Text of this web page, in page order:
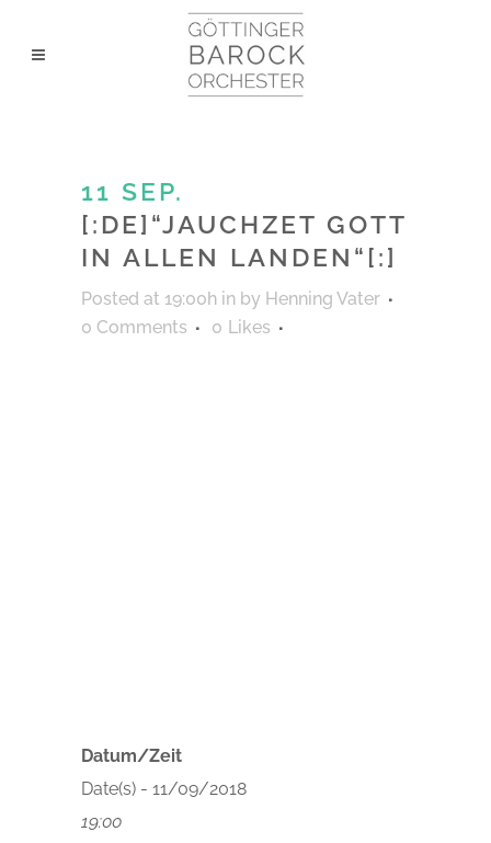
11 SEP.
[:DE]“JAUCHZET GOTT
IN ALLEN LANDEN“[:]
Posted at 19:00h in by Henning Vater
0 Comments
0 Likes
Datum/Zeit
Date(s) - 11/09/2018
19:00